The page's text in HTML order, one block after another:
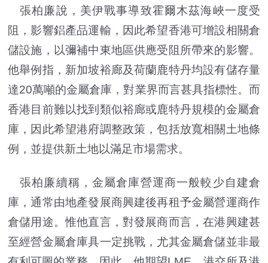
張柏廉說，美伊戰事導致霍爾木茲海峽一度受
阻，影響鋁產品運輸，因此希望香港可增設相關倉
儲設施，以彌補中東地區供應受阻所帶來的影響。
他舉例指，新加坡裕廊及荷蘭鹿特丹均設有儲存量
達20萬噸的金屬倉庫，對業界而言甚具指標性。而
香港目前難以找到類似裕廊或鹿特丹規模的金屬倉
庫，因此希望港府調整政策，包括放寬相關土地條
例，並提供新土地以滿足市場需求。
張柏廉續稱，金屬倉庫營運商一般較少自建倉
庫，通常由地產發展商興建後再租予金屬營運商作
倉儲用途。惟他直言，對發展商而言，在港興建甚
至經營金屬倉庫具一定挑戰，尤其金屬倉儲並非最